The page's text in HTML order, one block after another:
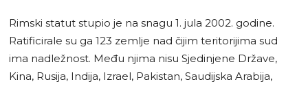
Rimski statut stupio je na snagu 1. jula 2002. godine.
Ratificirale su ga 123 zemlje nad čijim teritorijima sud
ima nadležnost. Među njima nisu Sjedinjene Države,
Kina, Rusija, Indija, Izrael, Pakistan, Saudijska Arabija,